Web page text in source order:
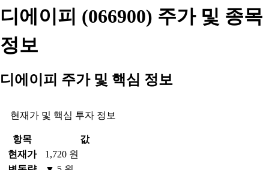
디에이피 (066900) 주가 및 종목
정보
디에이피 주가 및 핵심 정보
현재가 및 핵심 투자 정보
항목
값
현재가
1,720 원